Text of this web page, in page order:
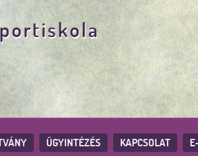
ÜGYINTÉZÉS KAPCSOLAT